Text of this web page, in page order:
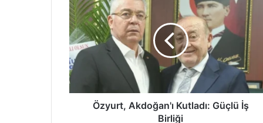
z
y
u
r
t
,
A
k
Özyurt, Akdoğan'ı Kutladı: Güçlü İş
Birliği